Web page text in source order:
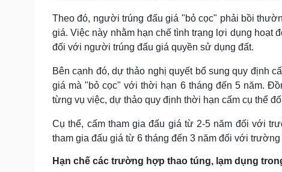
Theo đó, người trúng đấu giá "bỏ cọc" phải bồi
giá. Việc này nhằm hạn chế tình trạng lợi dụng hoạt
đối với người trúng đấu giá quyền sử dụng đất.
Bên cạnh đó, dự thảo nghị quyết bổ sung quy định
giá mà "bỏ cọc" với thời hạn 6 tháng đến 5 năm.
từng vụ việc, dự thảo quy định thời hạn cấm cụ thể
Cụ thể, cấm tham gia đấu giá từ 2-5 năm đối với
tham gia đấu giá từ 6 tháng đến 3 năm đối với
Hạn chế các trường hợp thao túng, lạm dụng